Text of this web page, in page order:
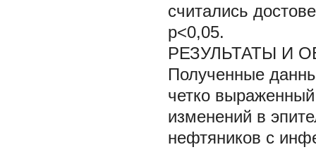
считались
p<0,05.
РЕЗУЛЬТАТЫ И
Полученные
четко
изменений в
нефтяников с